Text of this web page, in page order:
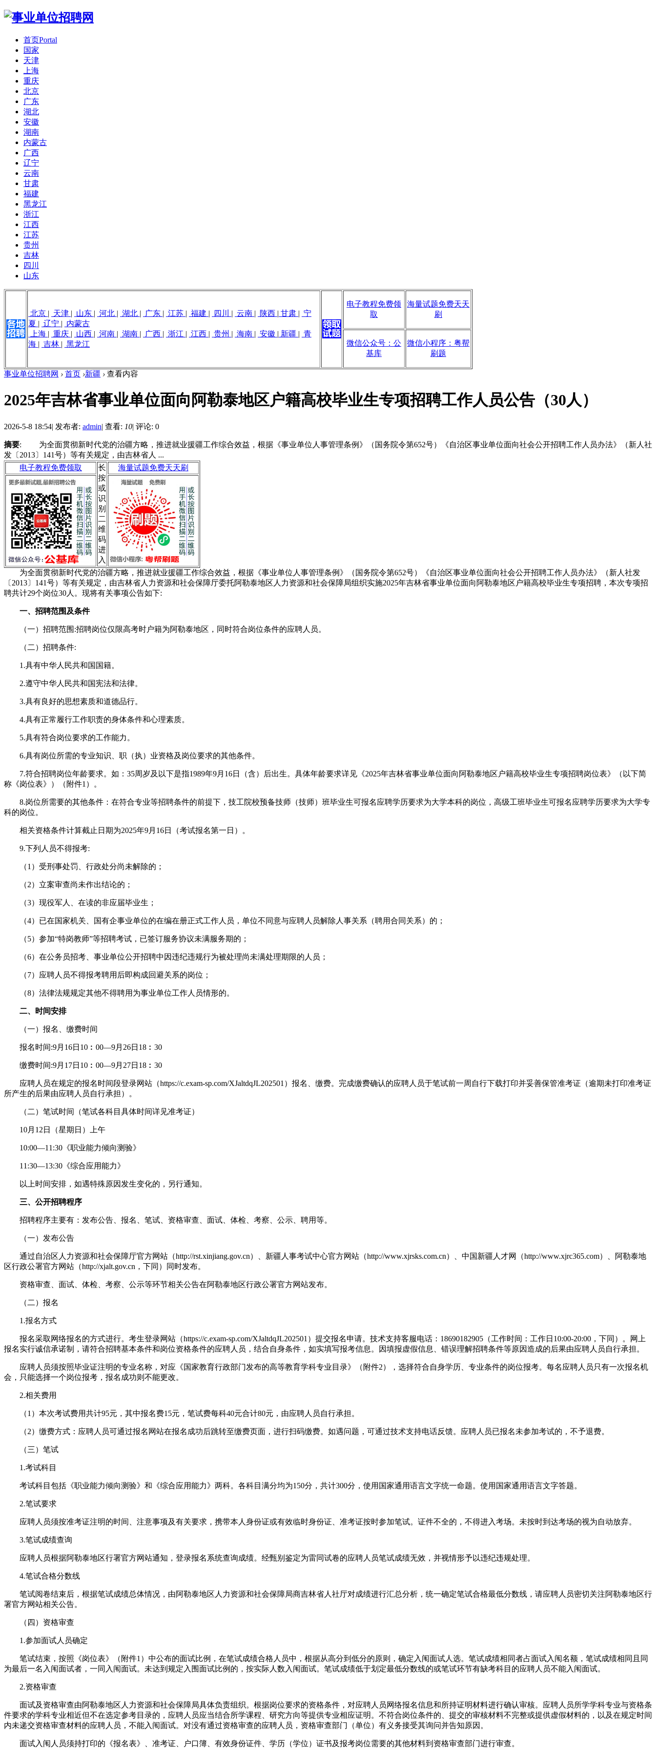
首页Portal
国家
天津
上海
重庆
北京
广东
湖北
安徽
湖南
内蒙古
广西
辽宁
云南
甘肃
福建
黑龙江
浙江
江西
江苏
贵州
吉林
四川
山东
北京 | 天津 | 山东 | 河北 | 湖北 | 广东 | 江苏 | 福建 | 四川 | 云南 | 陕西 | 甘肃 | 宁
夏 | 辽宁 | 内蒙古
上海 | 重庆 | 山西 | 河南 | 湖南 | 广西 | 浙江 | 江西 | 贵州 | 海南 | 安徽 | 新疆 | 青
海 | 吉林 | 黑龙江
电子教程免费领
取
海量试题免费天天
刷
微信公众号：公
基库
微信小程序：粤帮
刷题
事业单位招聘网 › 首页 ›新疆 › 查看内容
2025年吉林省事业单位面向阿勒泰地区户籍高校毕业生专项招聘工作人员公告（30人）
2026-5-8 18:54| 发布者: admin| 查看: 10| 评论: 0
摘要: 为全面贯彻新时代党的治疆方略，推进就业援疆工作综合效益，根据《事业单位人事管理条例》（国务院令第652号）《自治区事业单位面向社会公开招聘工作人员办法》（新人社
发〔2013〕141号）等有关规定，由吉林省人 ...
电子教程免费领取
长
按
或
识
别
二
维
码
进
入
海量试题免费天天刷
为全面贯彻新时代党的治疆方略，推进就业援疆工作综合效益，根据《事业单位人事管理条例》（国务院令第652号）《自治区事业单位面向社会公开招聘工作人员办法》（新人社发
〔2013〕141号）等有关规定，由吉林省人力资源和社会保障厅委托阿勒泰地区人力资源和社会保障局组织实施2025年吉林省事业单位面向阿勒泰地区户籍高校毕业生专项招聘，本次专项招
聘共计29个岗位30人。现将有关事项公告如下:
一、招聘范围及条件
（一）招聘范围:招聘岗位仅限高考时户籍为阿勒泰地区，同时符合岗位条件的应聘人员。
（二）招聘条件:
1.具有中华人民共和国国籍。
2.遵守中华人民共和国宪法和法律。
3.具有良好的思想素质和道德品行。
4.具有正常履行工作职责的身体条件和心理素质。
5.具有符合岗位要求的工作能力。
6.具有岗位所需的专业知识、职（执）业资格及岗位要求的其他条件。
7.符合招聘岗位年龄要求。如：35周岁及以下是指1989年9月16日（含）后出生。具体年龄要求详见《2025年吉林省事业单位面向阿勒泰地区户籍高校毕业生专项招聘岗位表》（以下简
称《岗位表》）（附件1）。
8.岗位所需要的其他条件：在符合专业等招聘条件的前提下，技工院校预备技师（技师）班毕业生可报名应聘学历要求为大学本科的岗位，高级工班毕业生可报名应聘学历要求为大学专
科的岗位。
相关资格条件计算截止日期为2025年9月16日（考试报名第一日）。
9.下列人员不得报考:
（1）受刑事处罚、行政处分尚未解除的；
（2）立案审查尚未作出结论的；
（3）现役军人、在读的非应届毕业生；
（4）已在国家机关、国有企事业单位的在编在册正式工作人员，单位不同意与应聘人员解除人事关系（聘用合同关系）的；
（5）参加“特岗教师”等招聘考试，已签订服务协议未满服务期的；
（6）在公务员招考、事业单位公开招聘中因违纪违规行为被处理尚未满处理期限的人员；
（7）应聘人员不得报考聘用后即构成回避关系的岗位；
（8）法律法规规定其他不得聘用为事业单位工作人员情形的。
二、时间安排
（一）报名、缴费时间
报名时间:9月16日10︰00—9月26日18︰30
缴费时间:9月17日10︰00—9月27日18︰30
应聘人员在规定的报名时间段登录网站（https://c.exam-sp.com/XJaltdqJL202501）报名、缴费。完成缴费确认的应聘人员于笔试前一周自行下载打印并妥善保管准考证（逾期未打印准考证
所产生的后果由应聘人员自行承担）。
（二）笔试时间（笔试各科目具体时间详见准考证）
10月12日（星期日）上午
10:00—11:30《职业能力倾向测验》
11:30—13:30《综合应用能力》
以上时间安排，如遇特殊原因发生变化的，另行通知。
三、公开招聘程序
招聘程序主要有：发布公告、报名、笔试、资格审查、面试、体检、考察、公示、聘用等。
（一）发布公告
通过自治区人力资源和社会保障厅官方网站（http://rst.xinjiang.gov.cn）、新疆人事考试中心官方网站（http://www.xjrsks.com.cn）、中国新疆人才网（http://www.xjrc365.com）、阿勒泰地
区行政公署官方网站（http://xjalt.gov.cn，下同）同时发布。
资格审查、面试、体检、考察、公示等环节相关公告在阿勒泰地区行政公署官方网站发布。
（二）报名
1.报名方式
报名采取网络报名的方式进行。考生登录网站（https://c.exam-sp.com/XJaltdqJL202501）提交报名申请。技术支持客服电话：18690182905（工作时间：工作日10:00-20:00，下同）。网上
报名实行诚信承诺制，请符合招聘基本条件和岗位资格条件的应聘人员，结合自身条件，如实填写报考信息。因填报虚假信息、错误理解招聘条件等原因造成的后果由应聘人员自行承担。
应聘人员须按照毕业证注明的专业名称，对应《国家教育行政部门发布的高等教育学科专业目录》（附件2），选择符合自身学历、专业条件的岗位报考。每名应聘人员只有一次报名机
会，只能选择一个岗位报考，报名成功则不能更改。
2.相关费用
（1）本次考试费用共计95元，其中报名费15元，笔试费每科40元合计80元，由应聘人员自行承担。
（2）缴费方式：应聘人员可通过报名网站在报名成功后跳转至缴费页面，进行扫码缴费。如遇问题，可通过技术支持电话反馈。应聘人员已报名未参加考试的，不予退费。
（三）笔试
1.考试科目
考试科目包括《职业能力倾向测验》和《综合应用能力》两科。各科目满分均为150分，共计300分，使用国家通用语言文字统一命题。使用国家通用语言文字答题。
2.笔试要求
应聘人员须按准考证注明的时间、注意事项及有关要求，携带本人身份证或有效临时身份证、准考证按时参加笔试。证件不全的，不得进入考场。未按时到达考场的视为自动放弃。
3.笔试成绩查询
应聘人员根据阿勒泰地区行署官方网站通知，登录报名系统查询成绩。经甄别鉴定为雷同试卷的应聘人员笔试成绩无效，并视情形予以违纪违规处理。
4.笔试合格分数线
笔试阅卷结束后，根据笔试成绩总体情况，由阿勒泰地区人力资源和社会保障局商吉林省人社厅对成绩进行汇总分析，统一确定笔试合格最低分数线，请应聘人员密切关注阿勒泰地区行
署官方网站相关公告。
（四）资格审查
1.参加面试人员确定
笔试结束，按照《岗位表》（附件1）中公布的面试比例，在笔试成绩合格人员中，根据从高分到低分的原则，确定入闱面试人选。笔试成绩相同者占面试入闱名额，笔试成绩相同且同
为最后一名入闱面试者，一同入闱面试。未达到规定入围面试比例的，按实际人数入闱面试。笔试成绩低于划定最低分数线的或笔试环节有缺考科目的应聘人员不能入闱面试。
2.资格审查
面试及资格审查由阿勒泰地区人力资源和社会保障局具体负责组织。根据岗位要求的资格条件，对应聘人员网络报名信息和所持证明材料进行确认审核。应聘人员所学学科专业与资格条
件要求的学科专业相近但不在选定参考目录的，应聘人员应当结合所学课程、研究方向等提供专业相应证明。不符合岗位条件的、提交的审核材料不完整或提供虚假材料的，以及在规定时间
内未递交资格审查材料的应聘人员，不能入闱面试。对没有通过资格审查的应聘人员，资格审查部门（单位）有义务接受其询问并告知原因。
面试入闱人员须持打印的《报名表》、准考证、户口簿、有效身份证件、学历（学位）证书及报考岗位需要的其他材料到资格审查部门进行审查。